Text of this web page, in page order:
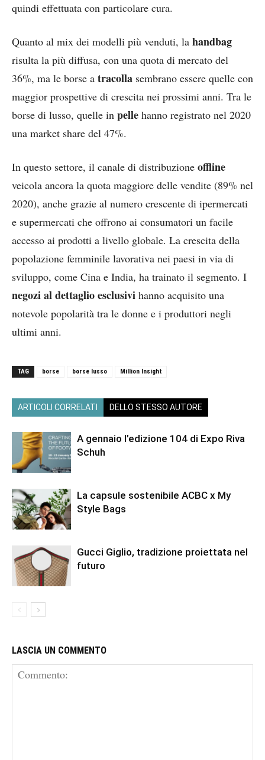
quindi effettuata con particolare cura.
Quanto al mix dei modelli più venduti, la handbag
risulta la più diffusa, con una quota di mercato del
36%, ma le borse a tracolla sembrano essere quelle con
maggior prospettive di crescita nei prossimi anni. Tra le
borse di lusso, quelle in pelle hanno registrato nel 2020
una market share del 47%.
In questo settore, il canale di distribuzione offline
veicola ancora la quota maggiore delle vendite (89% nel
2020), anche grazie al numero crescente di ipermercati
e supermercati che offrono ai consumatori un facile
accesso ai prodotti a livello globale. La crescita della
popolazione femminile lavorativa nei paesi in via di
sviluppo, come Cina e India, ha trainato il segmento. I
negozi al dettaglio esclusivi hanno acquisito una
notevole popolarità tra le donne e i produttori negli
ultimi anni.
TAG borse borse lusso Million Insight
ARTICOLI CORRELATI DELLO STESSO AUTORE
A gennaio l’edizione 104 di Expo Riva
Schuh
La capsule sostenibile ACBC x My
Style Bags
Gucci Giglio, tradizione proiettata nel
futuro
LASCIA UN COMMENTO